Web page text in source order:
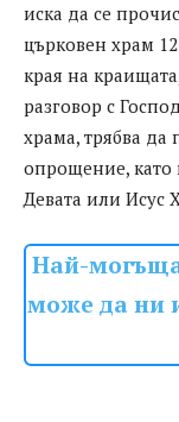
иска да се
църковен храм
края на
разговор с
храма, трябва да
опрощение, като
Девата или Исус
Най-
може да ни